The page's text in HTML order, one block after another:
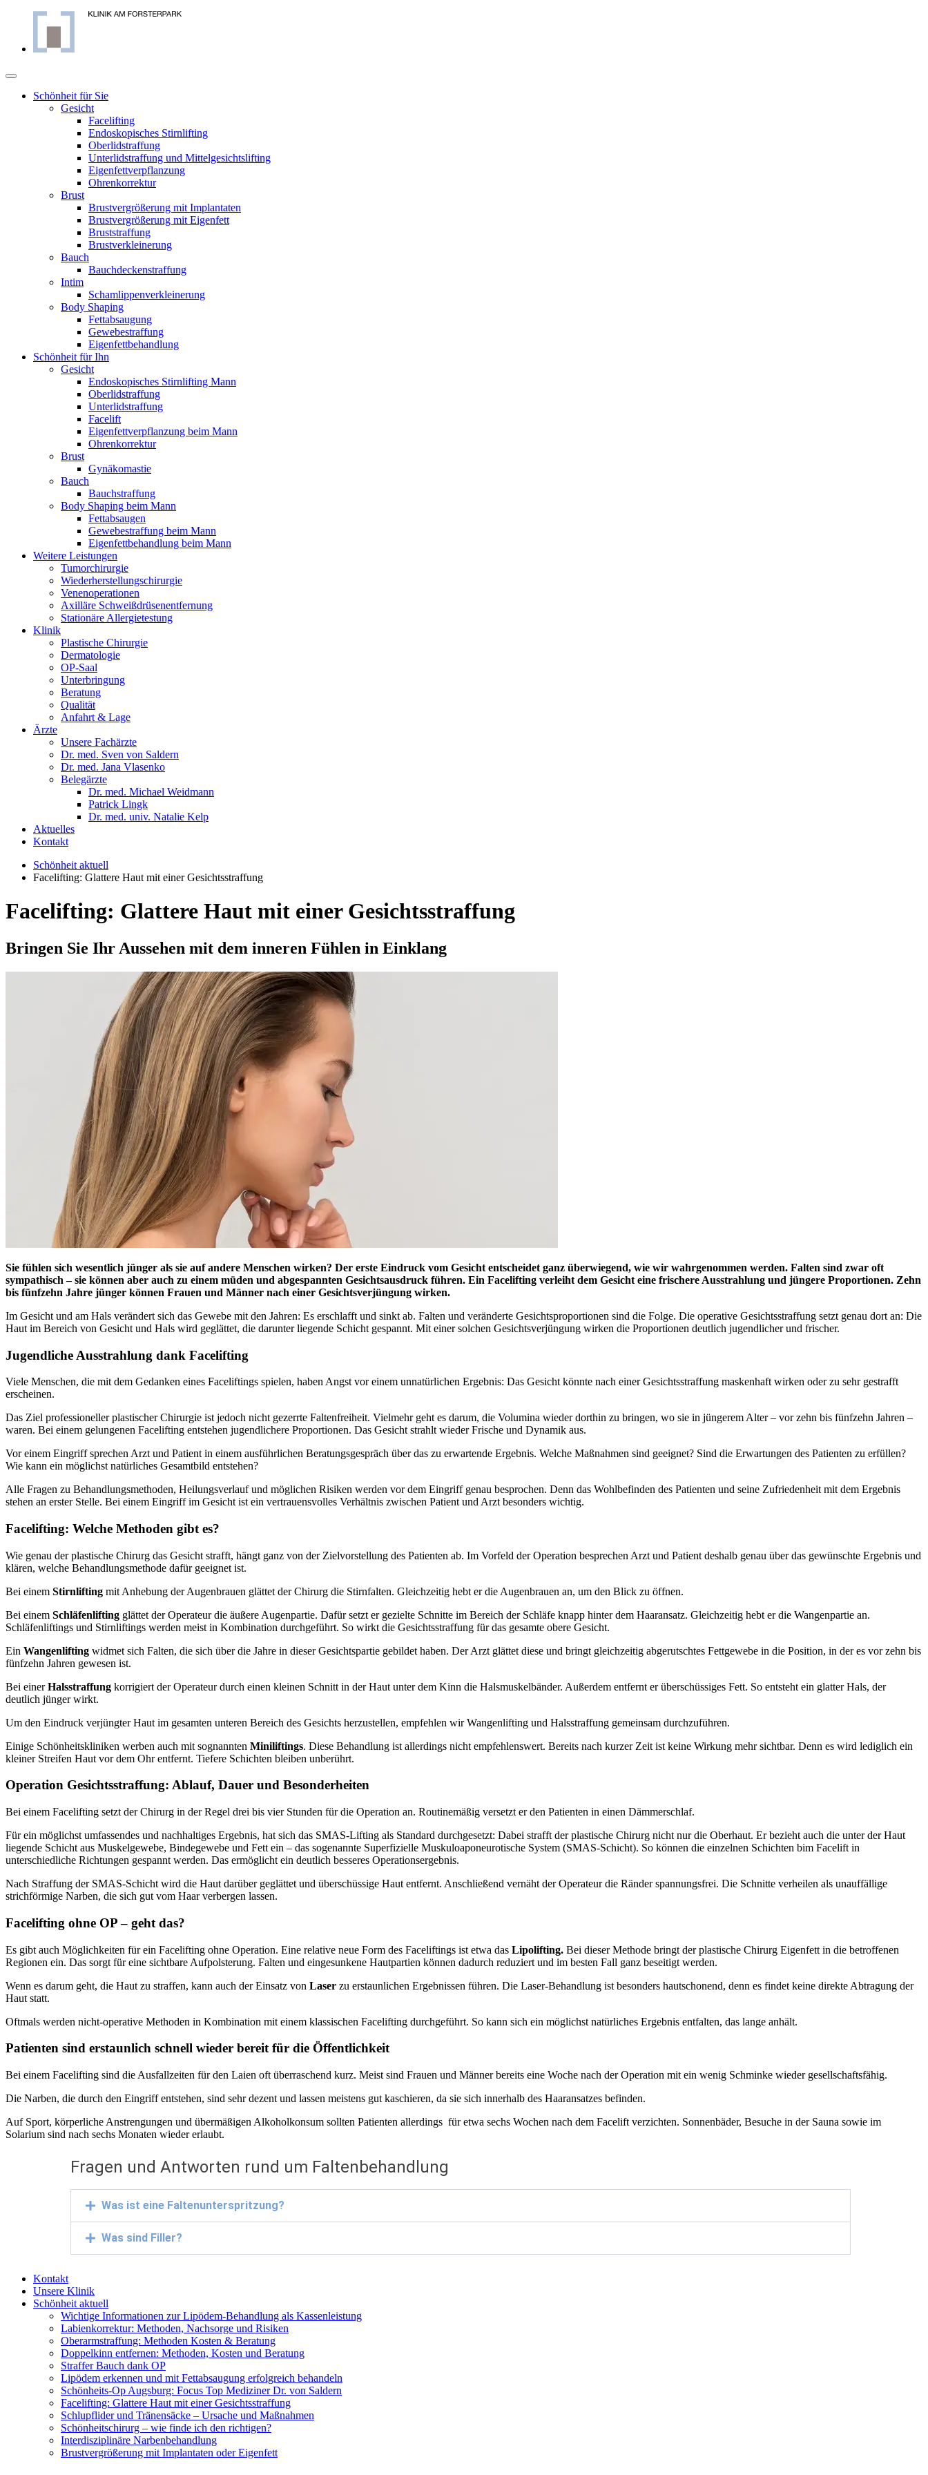
Schönheit für Sie
Gesicht
Facelifting
Endoskopisches Stirnlifting
Oberlidstraffung
Unterlidstraffung und Mittelgesichtslifting
Eigenfettverpflanzung
Ohrenkorrektur
Brust
Brustvergrößerung mit Implantaten
Brustvergrößerung mit Eigenfett
Bruststraffung
Brustverkleinerung
Bauch
Bauchdeckenstraffung
Intim
Schamlippenverkleinerung
Body Shaping
Fettabsaugung
Gewebestraffung
Eigenfettbehandlung
Schönheit für Ihn
Gesicht
Endoskopisches Stirnlifting Mann
Oberlidstraffung
Unterlidstraffung
Facelift
Eigenfettverpflanzung beim Mann
Ohrenkorrektur
Brust
Gynäkomastie
Bauch
Bauchstraffung
Body Shaping beim Mann
Fettabsaugen
Gewebestraffung beim Mann
Eigenfettbehandlung beim Mann
Weitere Leistungen
Tumorchirurgie
Wiederherstellungschirurgie
Venenoperationen
Axilläre Schweißdrüsenentfernung
Stationäre Allergietestung
Klinik
Plastische Chirurgie
Dermatologie
OP-Saal
Unterbringung
Beratung
Qualität
Anfahrt & Lage
Ärzte
Unsere Fachärzte
Dr. med. Sven von Saldern
Dr. med. Jana Vlasenko
Belegärzte
Dr. med. Michael Weidmann
Patrick Lingk
Dr. med. univ. Natalie Kelp
Aktuelles
Kontakt
Schönheit aktuell
Facelifting: Glattere Haut mit einer Gesichtsstraffung
Facelifting: Glattere Haut mit einer Gesichtsstraffung
Bringen Sie Ihr Aussehen mit dem inneren Fühlen in Einklang
Sie fühlen sich wesentlich jünger als sie auf andere Menschen wirken? Der erste Eindruck vom Gesicht entscheidet ganz überwiegend, wie wir wahrgenommen werden. Falten sind zwar oft
sympathisch – sie können aber auch zu einem müden und abgespannten Gesichtsausdruck führen. Ein Facelifting verleiht dem Gesicht eine frischere Ausstrahlung und jüngere Proportionen. Zehn
bis fünfzehn Jahre jünger können Frauen und Männer nach einer Gesichtsverjüngung wirken.
Im Gesicht und am Hals verändert sich das Gewebe mit den Jahren: Es erschlafft und sinkt ab. Falten und veränderte Gesichtsproportionen sind die Folge. Die operative Gesichtsstraffung setzt genau dort an: Die
Haut im Bereich von Gesicht und Hals wird geglättet, die darunter liegende Schicht gespannt. Mit einer solchen Gesichtsverjüngung wirken die Proportionen deutlich jugendlicher und frischer.
Jugendliche Ausstrahlung dank Facelifting
Viele Menschen, die mit dem Gedanken eines Faceliftings spielen, haben Angst vor einem unnatürlichen Ergebnis: Das Gesicht könnte nach einer Gesichtsstraffung maskenhaft wirken oder zu sehr gestrafft
erscheinen.
Das Ziel professioneller plastischer Chirurgie ist jedoch nicht gezerrte Faltenfreiheit. Vielmehr geht es darum, die Volumina wieder dorthin zu bringen, wo sie in jüngerem Alter – vor zehn bis fünfzehn Jahren –
waren. Bei einem gelungenen Facelifting entstehen jugendlichere Proportionen. Das Gesicht strahlt wieder Frische und Dynamik aus.
Vor einem Eingriff sprechen Arzt und Patient in einem ausführlichen Beratungsgespräch über das zu erwartende Ergebnis. Welche Maßnahmen sind geeignet? Sind die Erwartungen des Patienten zu erfüllen?
Wie kann ein möglichst natürliches Gesamtbild entstehen?
Alle Fragen zu Behandlungsmethoden, Heilungsverlauf und möglichen Risiken werden vor dem Eingriff genau besprochen. Denn das Wohlbefinden des Patienten und seine Zufriedenheit mit dem Ergebnis
stehen an erster Stelle. Bei einem Eingriff im Gesicht ist ein vertrauensvolles Verhältnis zwischen Patient und Arzt besonders wichtig.
Facelifting: Welche Methoden gibt es?
Wie genau der plastische Chirurg das Gesicht strafft, hängt ganz von der Zielvorstellung des Patienten ab. Im Vorfeld der Operation besprechen Arzt und Patient deshalb genau über das gewünschte Ergebnis und
klären, welche Behandlungsmethode dafür geeignet ist.
Bei einem Stirnlifting mit Anhebung der Augenbrauen glättet der Chirurg die Stirnfalten. Gleichzeitig hebt er die Augenbrauen an, um den Blick zu öffnen.
Bei einem Schläfenlifting glättet der Operateur die äußere Augenpartie. Dafür setzt er gezielte Schnitte im Bereich der Schläfe knapp hinter dem Haaransatz. Gleichzeitig hebt er die Wangenpartie an.
Schläfenliftings und Stirnliftings werden meist in Kombination durchgeführt. So wirkt die Gesichtsstraffung für das gesamte obere Gesicht.
Ein Wangenlifting widmet sich Falten, die sich über die Jahre in dieser Gesichtspartie gebildet haben. Der Arzt glättet diese und bringt gleichzeitig abgerutschtes Fettgewebe in die Position, in der es vor zehn bis
fünfzehn Jahren gewesen ist.
Bei einerHalsstraffung korrigiert der Operateur durch einen kleinen Schnitt in der Haut unter dem Kinn die Halsmuskelbänder. Außerdem entfernt er überschüssiges Fett. So entsteht ein glatter Hals, der
deutlich jünger wirkt.
Um den Eindruck verjüngter Haut im gesamten unteren Bereich des Gesichts herzustellen, empfehlen wir Wangenlifting und Halsstraffung gemeinsam durchzuführen.
Einige Schönheitskliniken werben auch mit sognannten Miniliftings. Diese Behandlung ist allerdings nicht empfehlenswert. Bereits nach kurzer Zeit ist keine Wirkung mehr sichtbar. Denn es wird lediglich ein
kleiner Streifen Haut vor dem Ohr entfernt. Tiefere Schichten bleiben unberührt.
Operation Gesichtsstraffung: Ablauf, Dauer und Besonderheiten
Bei einem Facelifting setzt der Chirurg in der Regel drei bis vier Stunden für die Operation an. Routinemäßig versetzt er den Patienten in einen Dämmerschlaf.
Für ein möglichst umfassendes und nachhaltiges Ergebnis, hat sich das SMAS-Lifting als Standard durchgesetzt: Dabei strafft der plastische Chirurg nicht nur die Oberhaut. Er bezieht auch die unter der Haut
liegende Schicht aus Muskelgewebe, Bindegewebe und Fett ein – das sogenannte Superfizielle Muskuloaponeurotische System (SMAS-Schicht). So können die einzelnen Schichten bim Facelift in
unterschiedliche Richtungen gespannt werden. Das ermöglicht ein deutlich besseres Operationsergebnis.
Nach Straffung der SMAS-Schicht wird die Haut darüber geglättet und überschüssige Haut entfernt. Anschließend vernäht der Operateur die Ränder spannungsfrei. Die Schnitte verheilen als unauffällige
strichförmige Narben, die sich gut vom Haar verbergen lassen.
Facelifting ohne OP – geht das?
Es gibt auch Möglichkeiten für ein Facelifting ohne Operation. Eine relative neue Form des Faceliftings ist etwa das Lipolifting. Bei dieser Methode bringt der plastische Chirurg Eigenfett in die betroffenen
Regionen ein. Das sorgt für eine sichtbare Aufpolsterung. Falten und eingesunkene Hautpartien können dadurch reduziert und im besten Fall ganz beseitigt werden.
Wenn es darum geht, die Haut zu straffen, kann auch der Einsatz von Laser zu erstaunlichen Ergebnissen führen. Die Laser-Behandlung ist besonders hautschonend, denn es findet keine direkte Abtragung der
Haut statt.
Oftmals werden nicht-operative Methoden in Kombination mit einem klassischen Facelifting durchgeführt. So kann sich ein möglichst natürliches Ergebnis entfalten, das lange anhält.
Patienten sind erstaunlich schnell wieder bereit für die Öffentlichkeit
Bei einem Facelifting sind die Ausfallzeiten für den Laien oft überraschend kurz. Meist sind Frauen und Männer bereits eine Woche nach der Operation mit ein wenig Schminke wieder gesellschaftsfähig.
Die Narben, die durch den Eingriff entstehen, sind sehr dezent und lassen meistens gut kaschieren, da sie sich innerhalb des Haaransatzes befinden.
Auf Sport, körperliche Anstrengungen und übermäßigen Alkoholkonsum sollten Patienten allerdings für etwa sechs Wochen nach dem Facelift verzichten. Sonnenbäder, Besuche in der Sauna sowie im
Solarium sind nach sechs Monaten wieder erlaubt.
Fragen und Antworten rund um Faltenbehandlung
Was ist eine Faltenunterspritzung?
Was sind Filler?
Kontakt
Unsere Klinik
Schönheit aktuell
Wichtige Informationen zur Lipödem-Behandlung als Kassenleistung
Labienkorrektur: Methoden, Nachsorge und Risiken
Oberarmstraffung: Methoden Kosten & Beratung
Doppelkinn entfernen: Methoden, Kosten und Beratung
Straffer Bauch dank OP
Lipödem erkennen und mit Fettabsaugung erfolgreich behandeln
Schönheits-Op Augsburg: Focus Top Mediziner Dr. von Saldern
Facelifting: Glattere Haut mit einer Gesichtsstraffung
Schlupflider und Tränensäcke – Ursache und Maßnahmen
Schönheitschirurg – wie finde ich den richtigen?
Interdisziplinäre Narbenbehandlung
Brustvergrößerung mit Implantaten oder Eigenfett